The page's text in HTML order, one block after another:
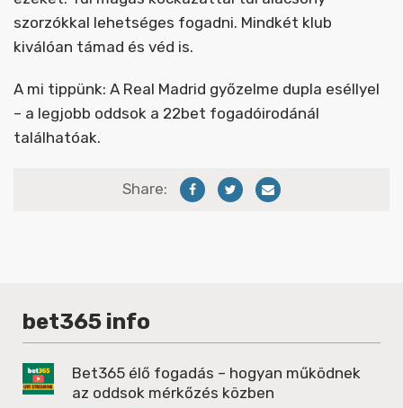
szorzókkal lehetséges fogadni. Mindkét klub
kiválóan támad és véd is.
A mi tippünk: A Real Madrid győzelme dupla eséllyel
– a legjobb oddsok a 22bet fogadóirodánál
találhatóak.
Share:
bet365 info
Bet365 élő fogadás – hogyan működnek
az oddsok mérkőzés közben